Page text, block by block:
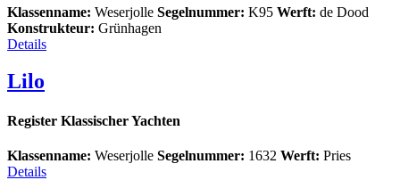
Klassenname: Weserjolle Segelnummer: K95 Werft: de Dood
Konstrukteur: Grünhagen
Details
Lilo
Register Klassischer Yachten
Klassenname: Weserjolle Segelnummer: 1632 Werft: Pries
Details